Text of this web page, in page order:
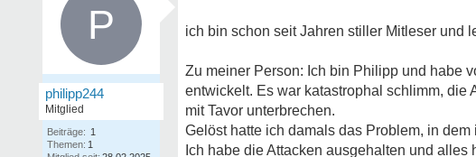
P
philipp244
Mitglied
Beiträge: 1
Themen: 1
ich bin schon seit Jahren stiller Mitleser und
Zu meiner Person: Ich bin Philipp und habe
entwickelt. Es war katastrophal schlimm, die
mit Tavor unterbrechen.
Gelöst hatte ich damals das Problem, in
Ich habe die Attacken ausgehalten und alles